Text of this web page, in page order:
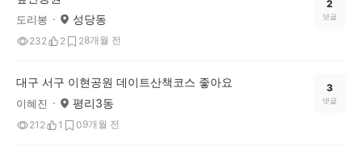
도리봉 성당동
232 2 28개월 전
2
댓글
대구 서구 이현공원 데이트산책코스 좋아요
이혜진 평리3동
212 1 09개월 전
3
댓글